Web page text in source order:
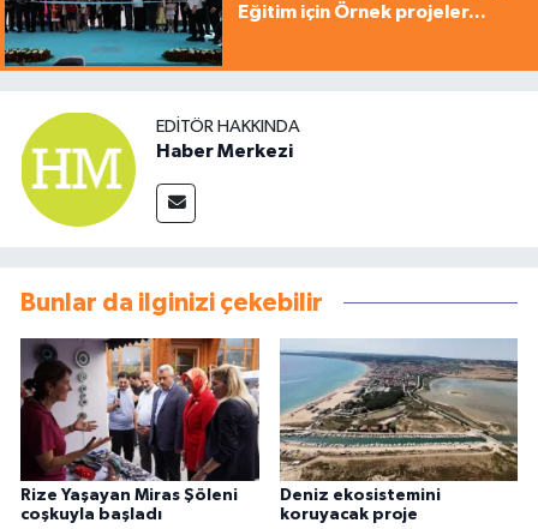
Eğitim için Örnek projeler...
EDITÖR HAKKINDA
Haber Merkezi
Bunlar da ilginizi çekebilir
Rize Yaşayan Miras Şöleni
coşkuyla başladı
Deniz ekosistemini
koruyacak proje